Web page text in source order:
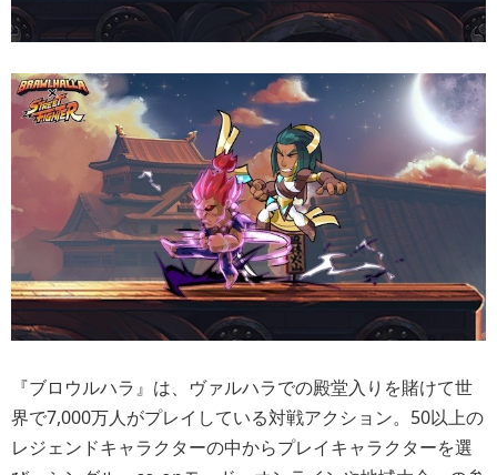
『ブロウルハラ』は、ヴァルハラでの殿堂入りを賭けて世
界で7,000万人がプレイしている対戦アクション。50以上の
レジェンドキャラクターの中からプレイキャラクターを選